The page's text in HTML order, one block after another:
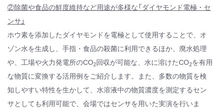
②除菌や食品の鮮度維持など用途が多様な「ダイヤモンド電極・セ
ンサ」
ホウ素を添加したダイヤモンドを電極として使用することで、オ
ゾン水を生成し、手指・食品の殺菌に利用できるほか、廃水処理
や、工場や火力発電所のCO2回収が可能な、水に溶けたCO2を有用
な物質に変換する活用例をご紹介します。また、多数の物質を検
知しやすい特性を生かして、水溶液中の物質濃度を測定するセン
サとしても利用可能で、会場ではセンサを用いた実演を行いま